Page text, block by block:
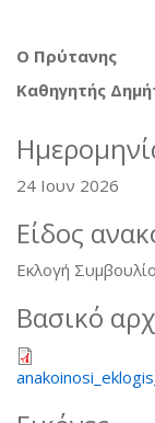
Ο Πρύτανης
Καθηγητής
24 Ιουν 2026
Είδος
Εκλογή
Βασικό